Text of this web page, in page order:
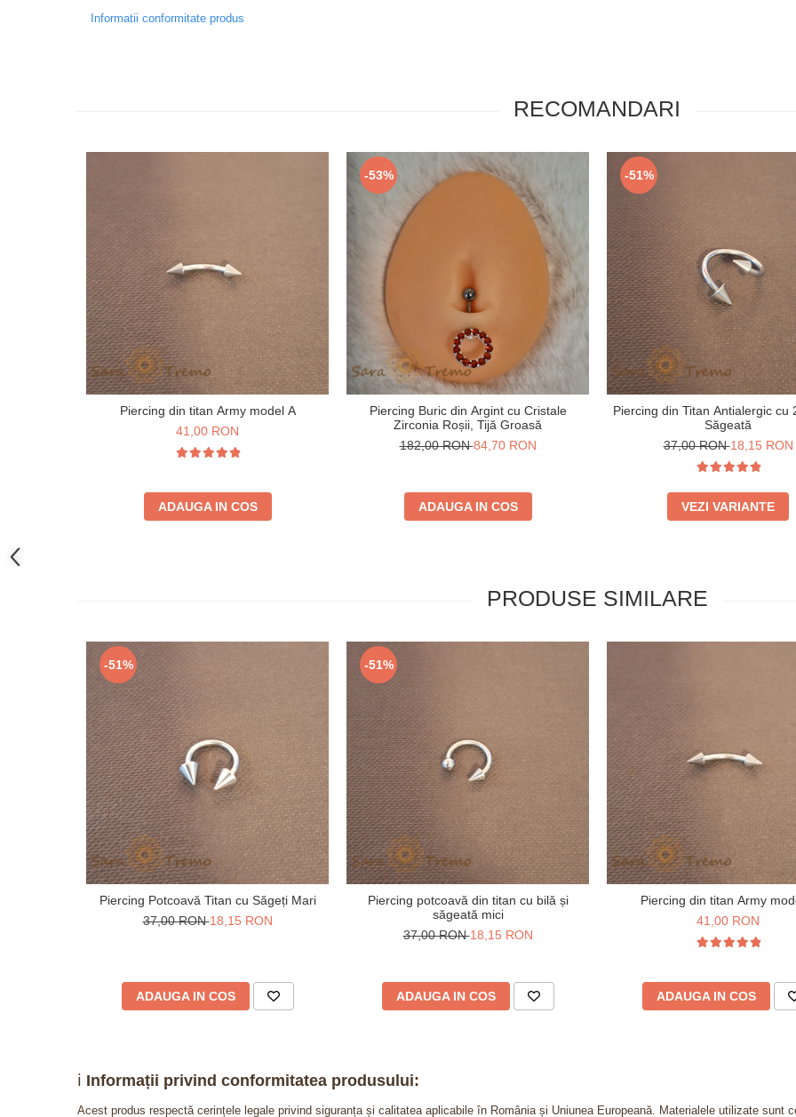
Informatii conformitate produs
RECOMANDARI
Piercing din titan Army model A
41,00 RON
ADAUGA IN COS
-53%
Piercing Buric din Argint cu Cristale
Zirconia Roșii, Tijă Groasă
182,00 RON84,70 RON
ADAUGA IN COS
-51%
Piercing din Titan Antialergic cu
Săgeată
37,00 RON18,15 RON
VEZI VARIANTE
PRODUSE SIMILARE
-51%
Piercing Potcoavă Titan cu Săgeți Mari
37,00 RON18,15 RON
ADAUGA IN COS
-51%
Piercing potcoavă din titan cu bilă și
săgeată mici
37,00 RON18,15 RON
ADAUGA IN COS
Piercing din titan Army
41,00 RON
ADAUGA IN COS
ℹ️ Informații privind conformitatea produsului:
Acest produs respectă cerințele legale privind siguranța și calitatea aplicabile în România și Uniunea Europeană. Materialele utilizate sunt